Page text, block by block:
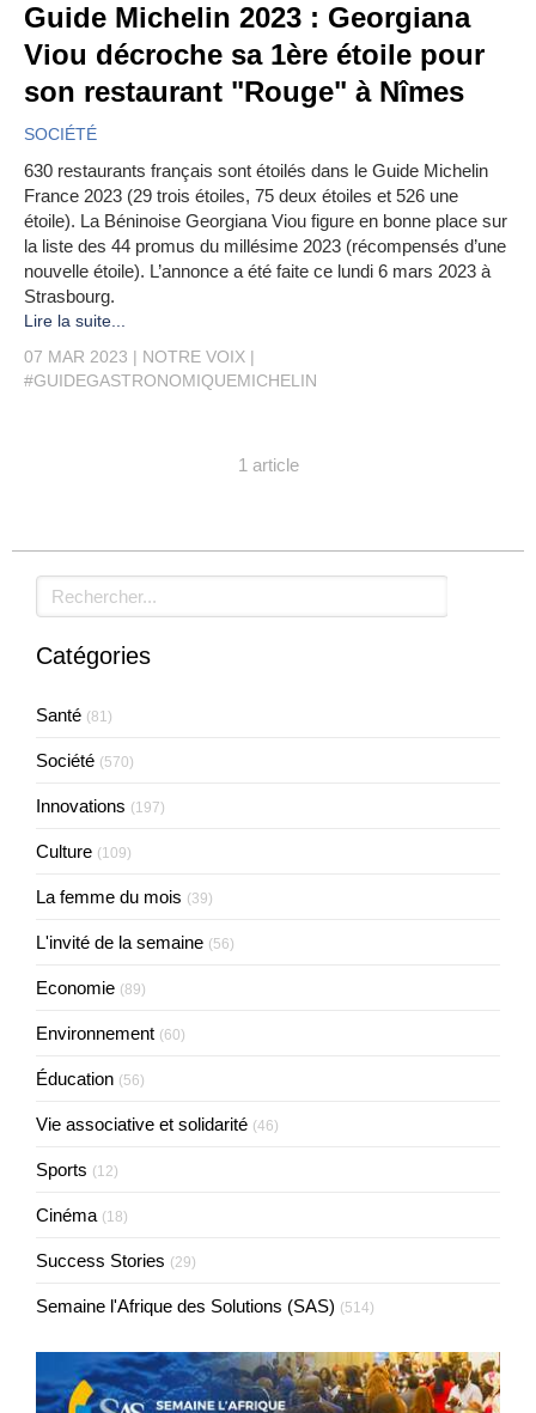
Guide Michelin 2023 : Georgiana
Viou décroche sa 1ère étoile pour
son restaurant "Rouge" à Nîmes
SOCIÉTÉ
630 restaurants français sont étoilés dans le Guide Michelin
France 2023 (29 trois étoiles, 75 deux étoiles et 526 une
étoile). La Béninoise Georgiana Viou figure en bonne place sur
la liste des 44 promus du millésime 2023 (récompensés d’une
nouvelle étoile). L’annonce a été faite ce lundi 6 mars 2023 à
Strasbourg.
Lire la suite...
07 MAR 2023
NOTRE VOIX
#GUIDEGASTRONOMIQUEMICHELIN
1 article
Rechercher
Catégories
Santé (81)
Société (570)
Innovations (197)
Culture (109)
La femme du mois (39)
L'invité de la semaine (56)
Economie (89)
Environnement (60)
Éducation (56)
Vie associative et solidarité (46)
Sports (12)
Cinéma (18)
Success Stories (29)
Semaine l'Afrique des Solutions (SAS) (514)